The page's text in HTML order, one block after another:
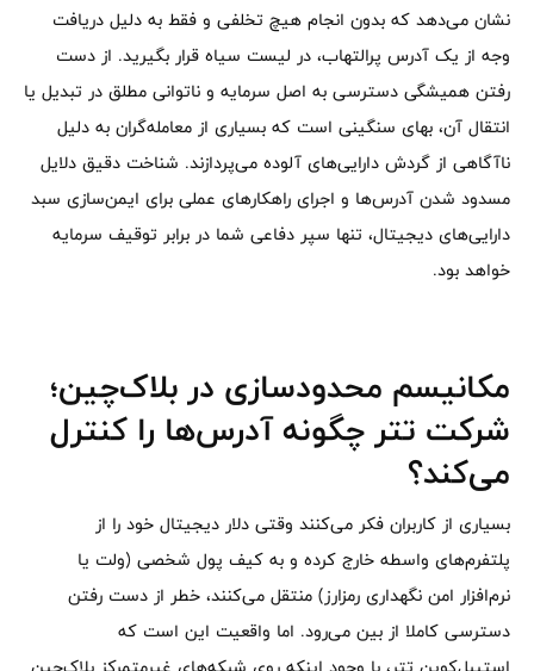
نشان می‌دهد که بدون انجام هیچ تخلفی و فقط به دلیل دریافت
وجه از یک آدرس پرالتهاب، در لیست سیاه قرار بگیرید. از دست
رفتن همیشگی دسترسی به اصل سرمایه و ناتوانی مطلق در تبدیل یا
انتقال آن، بهای سنگینی است که بسیاری از معامله‌گران به دلیل
ناآگاهی از گردش دارایی‌های آلوده می‌پردازند. شناخت دقیق دلایل
مسدود شدن آدرس‌ها و اجرای راهکارهای عملی برای ایمن‌سازی سبد
دارایی‌های دیجیتال، تنها سپر دفاعی شما در برابر توقیف سرمایه
خواهد بود.
مکانیسم محدودسازی در بلاک‌چین؛
شرکت تتر چگونه آدرس‌ها را کنترل
می‌کند؟
بسیاری از کاربران فکر می‌کنند وقتی دلار دیجیتال خود را از
پلتفرم‌های واسطه خارج کرده و به کیف پول شخصی (ولت یا
نرم‌افزار امن نگهداری رمزارز) منتقل می‌کنند، خطر از دست رفتن
دسترسی کاملا از بین می‌رود. اما واقعیت این است که